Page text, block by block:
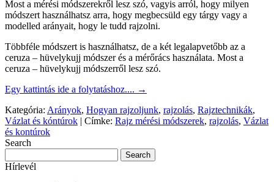
Most a mérési módszerekről lesz szó, vagyis arról, hogy milyen
módszert használhatsz arra, hogy megbecsüld egy tárgy vagy a
modelled arányait, hogy le tudd rajzolni.
Többféle módszert is használhatsz, de a két legalapvetőbb az a
ceruza – hüvelykujj módszer és a mérőrács használata. Most a
ceruza – hüvelykujj módszerről lesz szó.
Egy kattintás ide a folytatáshoz.... →
Kategória: Arányok, Hogyan rajzoljunk, rajzolás, Rajztechnikák,
Vázlat és kóntúrok | Címke: Rajz mérési módszerek, rajzolás, Vázlat
és kontúrok
Search
Hírlevél